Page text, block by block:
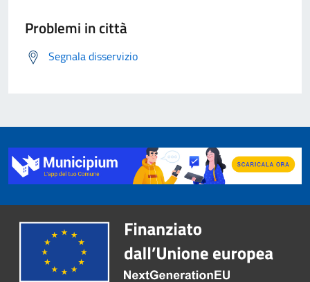
Problemi in città
Segnala disservizio